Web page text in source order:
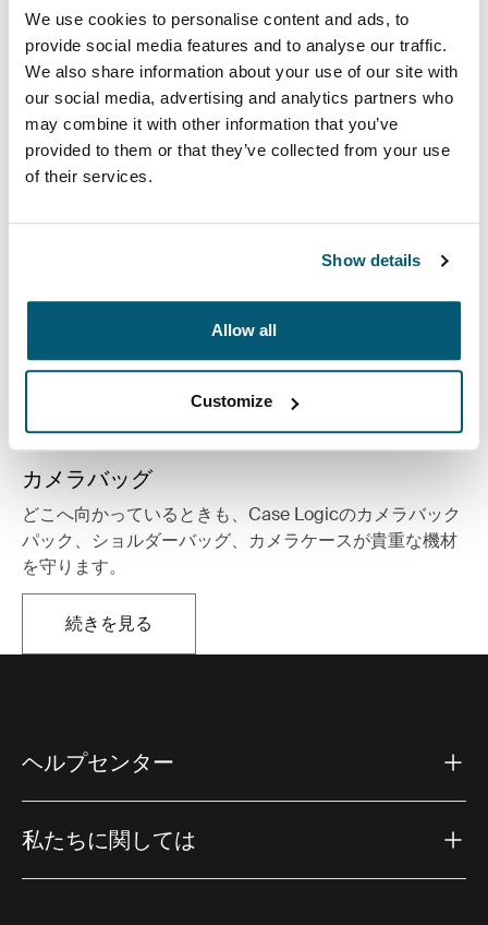
We use cookies to personalise content and ads, to
provide social media features and to analyse our traffic.
We also share information about your use of our site with
our social media, advertising and analytics partners who
may combine it with other information that you’ve
provided to them or that they’ve collected from your use
of their services.
Show details
Allow all
Customize
グ。通勤時も在宅勤務中も、持ち物をスタイリッシュに
保護できます。
続きを見る新しいタブで開きます
カメラバッグ
どこへ向かっているときも、Case Logicのカメラバック
パック、ショルダーバッグ、カメラケースが貴重な機材
を守ります。
続きを見る新しいタブで開きます
ヘルプセンター
私たちに関しては